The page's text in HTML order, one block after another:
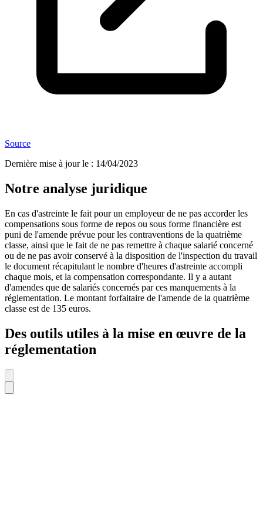
Source
Dernière mise à jour le : 14/04/2023
Notre analyse juridique
En cas d'astreinte le fait pour un employeur de ne pas accorder les
compensations sous forme de repos ou sous forme financière est
puni de l'amende prévue pour les contraventions de la quatrième
classe, ainsi que le fait de ne pas remettre à chaque salarié concerné
ou de ne pas avoir conservé à la disposition de l'inspection du travail
le document récapitulant le nombre d'heures d'astreinte accompli
chaque mois, et la compensation correspondante. Il y a autant
d'amendes que de salariés concernés par ces manquements à la
réglementation. Le montant forfaitaire de l'amende de la quatrième
classe est de 135 euros.
Des outils utiles à la mise en œuvre de la
réglementation